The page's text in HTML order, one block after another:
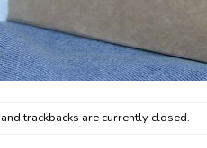
trackbacks are currently closed.